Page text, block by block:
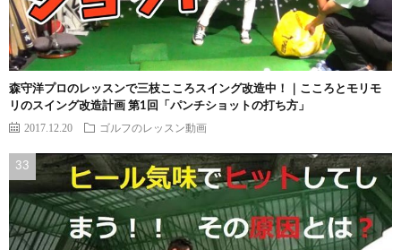
森守洋プロのレッスンで三枝こころスイング改造中！｜こころとモリモ
リのスイング改造計画 第1回「パンチショットの打ち方」
2017.12.20 ゴルフのレッスン動画